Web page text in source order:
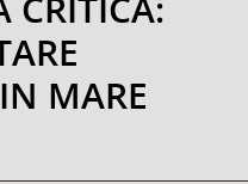
MARE